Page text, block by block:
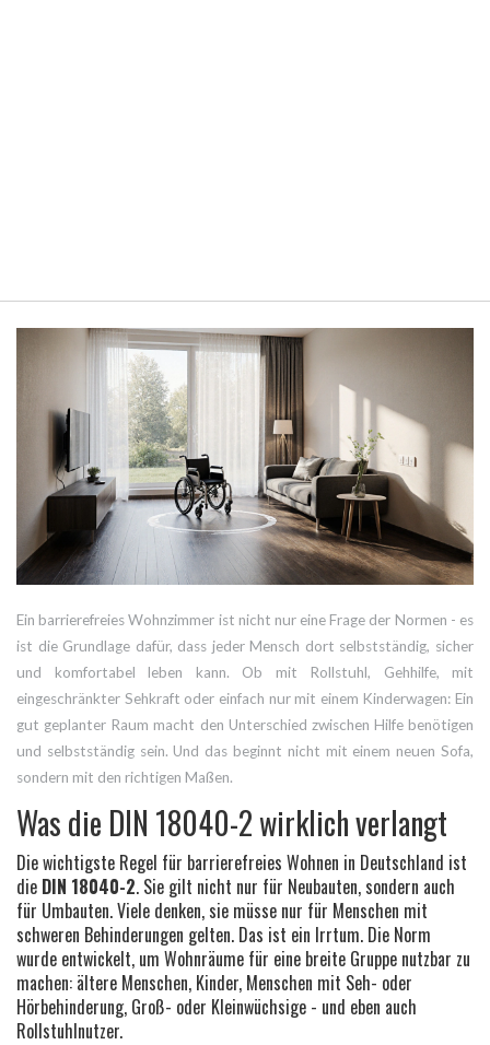
Ein barrierefreies Wohnzimmer ist nicht nur eine Frage der Normen - es
ist die Grundlage dafür, dass jeder Mensch dort selbstständig, sicher
und komfortabel leben kann. Ob mit Rollstuhl, Gehhilfe, mit
eingeschränkter Sehkraft oder einfach nur mit einem Kinderwagen: Ein
gut geplanter Raum macht den Unterschied zwischen Hilfe benötigen
und selbstständig sein. Und das beginnt nicht mit einem neuen Sofa,
sondern mit den richtigen Maßen.
Was die DIN 18040-2 wirklich verlangt
Die wichtigste Regel für barrierefreies Wohnen in Deutschland ist
die DIN 18040-2. Sie gilt nicht nur für Neubauten, sondern auch
für Umbauten. Viele denken, sie müsse nur für Menschen mit
schweren Behinderungen gelten. Das ist ein Irrtum. Die Norm
wurde entwickelt, um Wohnräume für eine breite Gruppe nutzbar zu
machen: ältere Menschen, Kinder, Menschen mit Seh- oder
Hörbehinderung, Groß- oder Kleinwüchsige - und eben auch
Rollstuhlnutzer.